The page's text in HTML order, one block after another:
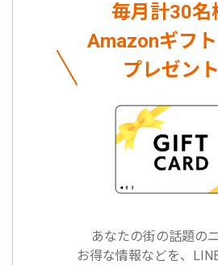
毎月計30名
Amazonギフ
プレゼント
あなたの街の話題の
お得な情報などを、